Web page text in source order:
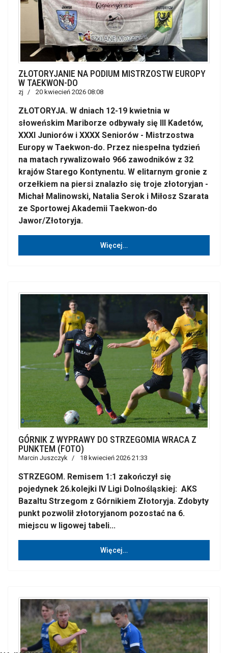
ZŁOTORYJANIE NA PODIUM MISTRZOSTW EUROPY
W TAEKWON-DO
zj 20 kwiecień 2026 08:08
ZŁOTORYJA. W dniach 12-19 kwietnia w
słoweńskim Mariborze odbywały się III Kadetów,
XXXI Juniorów i XXXX Seniorów - Mistrzostwa
Europy w Taekwon-do. Przez niespełna tydzień
na matach rywalizowało 966 zawodników z 32
krajów Starego Kontynentu. W elitarnym gronie z
orzełkiem na piersi znalazło się troje złotoryjan -
Michał Malinowski, Natalia Serok i Miłosz Szarata
ze Sportowej Akademii Taekwon-do
Jawor/Złotoryja.
Więcej…
GÓRNIK Z WYPRAWY DO STRZEGOMIA WRACA Z
PUNKTEM (FOTO)
Marcin Juszczyk 18 kwiecień 2026 21:33
STRZEGOM. Remisem 1:1 zakończył się
pojedynek 26.kolejki IV Ligi Dolnośląskiej: AKS
Bazaltu Strzegom z Górnikiem Złotoryja. Zdobyty
punkt pozwolił złotoryjanom pozostać na 6.
miejscu w ligowej tabeli...
Więcej…